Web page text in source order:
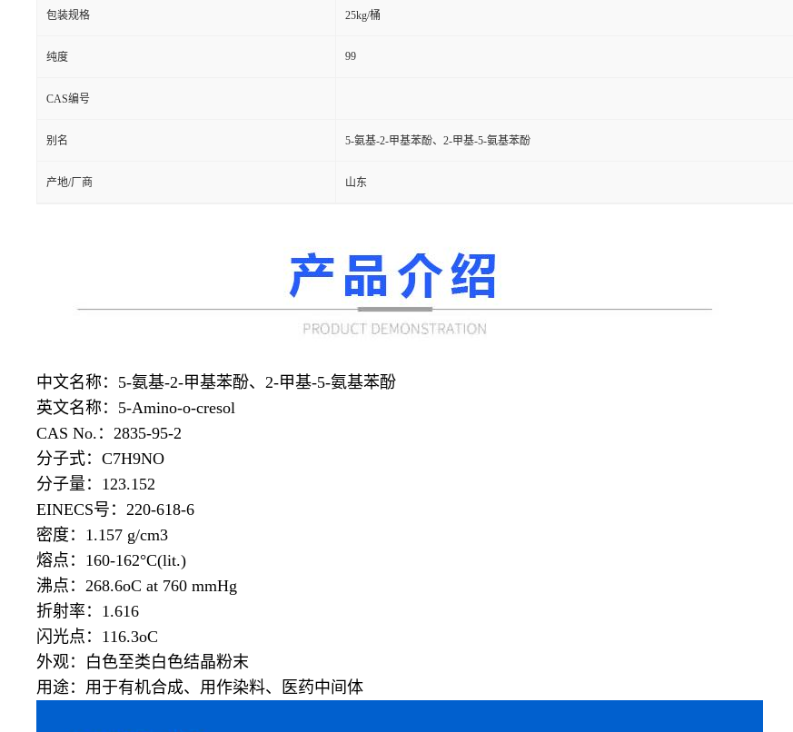
包装规格 25kg/桶
纯度 99
CAS编号
别名 5-氨基-2-甲基苯酚、2-甲基-5-氨基苯酚
产地/厂商 山东
中文名称： 5-氨基-2-甲基苯酚、2-甲基-5-氨基苯酚
英文名称： 5-Amino-o-cresol
CAS No.：2835-95-2
分子式： C7H9NO
分子量： 123.152
EINECS号：220-618-6
密度： 1.157 g/cm3
熔点： 160-162°C(lit.)
沸点： 268.6oC at 760 mmHg
折射率： 1.616
闪光点： 116.3oC
外观：白色至类白色结晶粉末
用途：用于有机合成、用作染料、医药中间体